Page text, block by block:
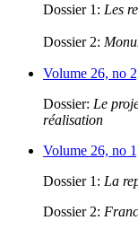
Dossier 1: Les
Dossier 2:
Volume 26, no
Dossier: Le
réalisation
Volume 26, no
Dossier 1: La
Dossier 2: